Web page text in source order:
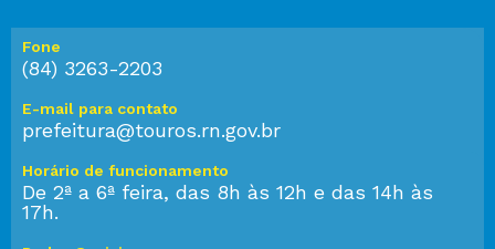
Fone
(84) 3263-2203
E-mail para contato
prefeitura@touros.rn.gov.br
Horário de funcionamento
De 2ª a 6ª feira, das 8h às 12h e das 14h às
17h.